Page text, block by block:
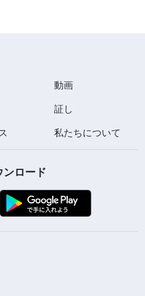
動画
証し
私たちについて
ンロード